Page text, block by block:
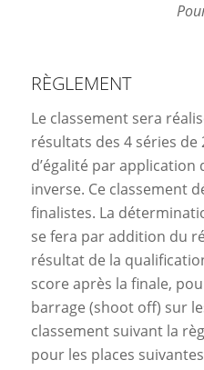
RÈGLEMENT
Le classement sera
résultats des 4 séries de
d’égalité par application
inverse. Ce classement
finalistes. La
se fera par addition du
résultat de la
score après la finale,
barrage (shoot off) sur
classement suivant la
pour les places